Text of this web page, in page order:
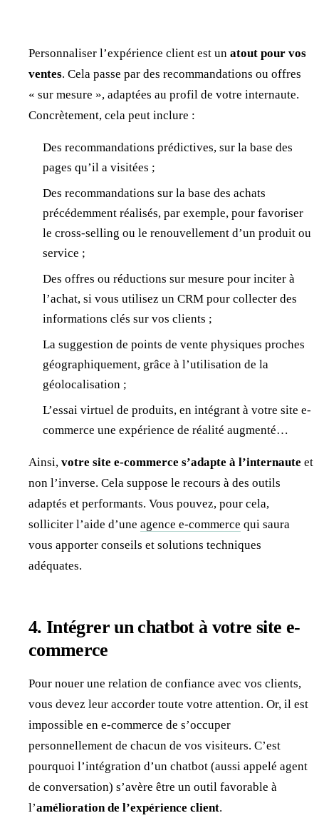
Personnaliser l’expérience client est un atout pour vos
ventes. Cela passe par des recommandations ou offres
« sur mesure », adaptées au profil de votre internaute.
Concrètement, cela peut inclure :
Des recommandations prédictives, sur la base des
pages qu’il a visitées ;
Des recommandations sur la base des achats
précédemment réalisés, par exemple, pour favoriser
le cross-selling ou le renouvellement d’un produit ou
service ;
Des offres ou réductions sur mesure pour inciter à
l’achat, si vous utilisez un CRM pour collecter des
informations clés sur vos clients ;
La suggestion de points de vente physiques proches
géographiquement, grâce à l’utilisation de la
géolocalisation ;
L’essai virtuel de produits, en intégrant à votre site e-
commerce une expérience de réalité augmenté…
Ainsi, votre site e-commerce s’adapte à l’internaute et
non l’inverse. Cela suppose le recours à des outils
adaptés et performants. Vous pouvez, pour cela,
solliciter l’aide d’une agence e-commerce qui saura
vous apporter conseils et solutions techniques
adéquates.
4. Intégrer un chatbot à votre site e-
commerce
Pour nouer une relation de confiance avec vos clients,
vous devez leur accorder toute votre attention. Or, il est
impossible en e-commerce de s’occuper
personnellement de chacun de vos visiteurs. C’est
pourquoi l’intégration d’un chatbot (aussi appelé agent
de conversation) s’avère être un outil favorable à
l’amélioration de l’expérience client.